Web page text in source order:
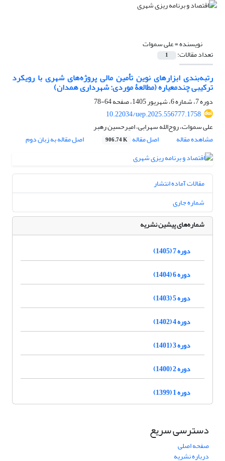
نویسنده =علی سموات
تعداد مقالات: 1
رتبه‌بندی ابزارهای نوین تأمین مالی پروژه‌های شهری با رویکرد
ترکیبی چندمعیاره (مطالعۀ موردی: شهرداری همدان)
دوره 7، شماره 6، شهریور 1405، صفحه
64-78
10.22034/uep.2025.556777.1758
علی سموات، روح‌الله سهرابی، امیرحسین رهبر
مشاهده مقاله
اصل مقاله 906.74 K اصل مقاله به زبان دوم
مقالات آماده انتشار
شماره جاری
شماره‌های پیشین نشریه
دوره 7 (1405)
دوره 6 (1404)
دوره 5 (1403)
دوره 4 (1402)
دوره 3 (1401)
دوره 2 (1400)
دوره 1 (1399)
دسترسی سریع
صفحه اصلی
درباره نشریه